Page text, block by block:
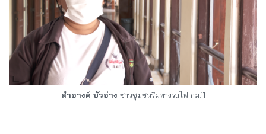
สำอางค์ บัวอ่าง ชาวชุมชนริมทางรถไฟ กม.11